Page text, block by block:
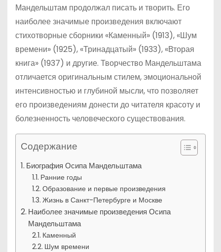
Мандельштам продолжал писать и творить. Его
наиболее значимые произведения включают
стихотворные сборники «Каменный» (1913), «Шум
времени» (1925), «Тринадцатый» (1933), «Вторая
книга» (1937) и другие. Творчество Мандельштама
отличается оригинальным стилем, эмоциональной
интенсивностью и глубиной мысли, что позволяет
его произведениям донести до читателя красоту и
болезненность человеческого существования.
Содержание
Биография Осипа Мандельштама
Ранние годы
Образование и первые произведения
Жизнь в Санкт-Петербурге и Москве
Наиболее значимые произведения Осипа
Мандельштама
Каменный
Шум времени